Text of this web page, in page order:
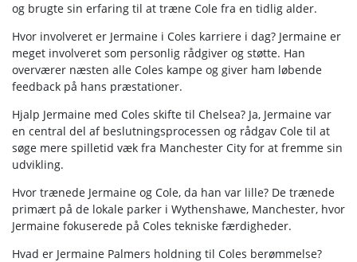
og brugte sin erfaring til at træne Cole fra en tidlig alder.
Hvor involveret er Jermaine i Coles karriere i dag? Jermaine er
meget involveret som personlig rådgiver og støtte. Han
overværer næsten alle Coles kampe og giver ham løbende
feedback på hans præstationer.
Hjalp Jermaine med Coles skifte til Chelsea? Ja, Jermaine var
en central del af beslutningsprocessen og rådgav Cole til at
søge mere spilletid væk fra Manchester City for at fremme sin
udvikling.
Hvor trænede Jermaine og Cole, da han var lille? De trænede
primært på de lokale parker i Wythenshawe, Manchester, hvor
Jermaine fokuserede på Coles tekniske færdigheder.
Hvad er Jermaine Palmers holdning til Coles berømmelse?